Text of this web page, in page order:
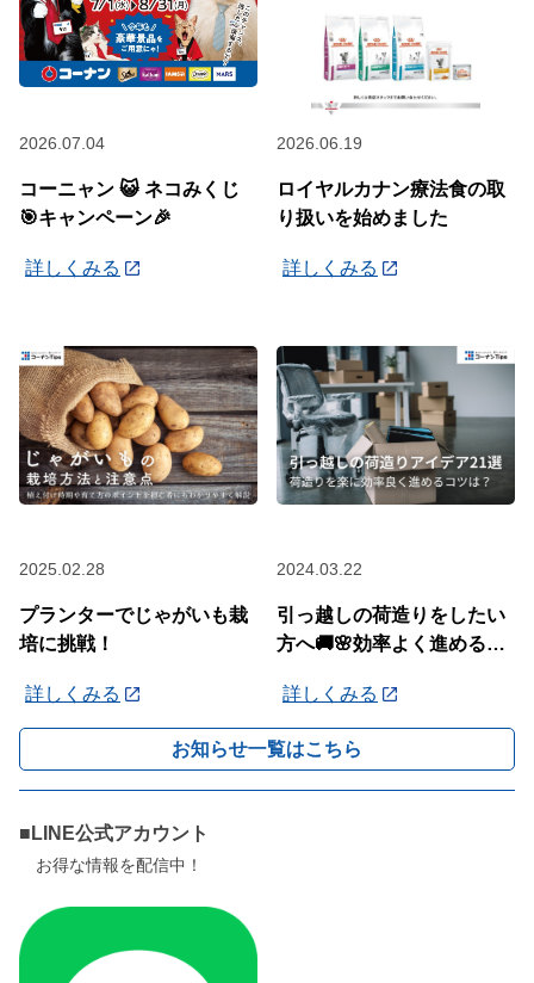
2026.07.04
コーニャン 😺 ネコみくじ
🎯キャンペーン🎉
詳しくみる
2026.06.19
ロイヤルカナン療法食の取
り扱いを始めました
詳しくみる
2025.02.28
プランターでじゃがいも栽
培に挑戦！
詳しくみる
2024.03.22
引っ越しの荷造りをしたい
方へ🚚🌸効率よく進めるコ
詳しくみる
お知らせ一覧はこちら
■LINE公式アカウント
お得な情報を配信中！